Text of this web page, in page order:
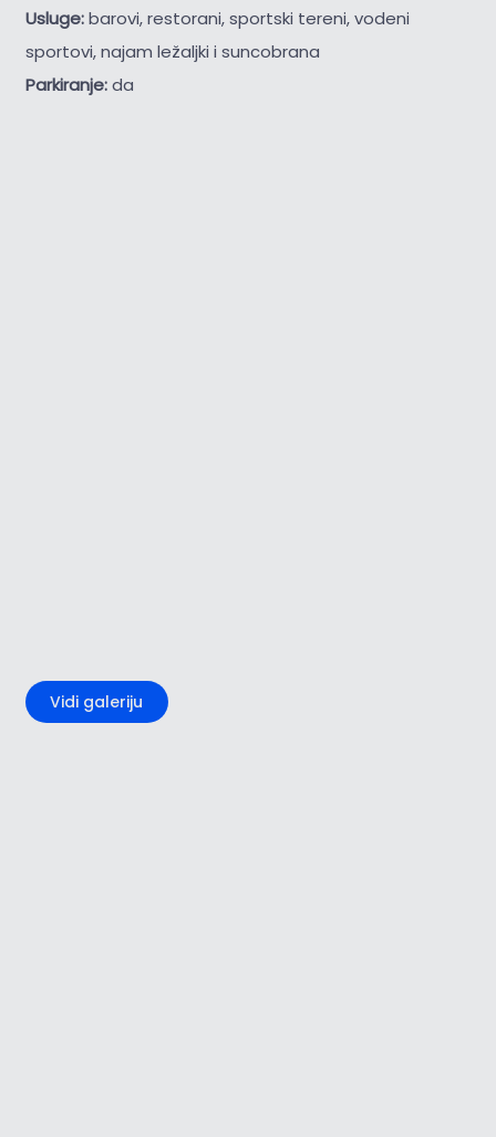
Usluge:barovi, restorani, sportski tereni, vodeni
sportovi, najam ležaljki i suncobrana
Parkiranje:da
Vidi galeriju